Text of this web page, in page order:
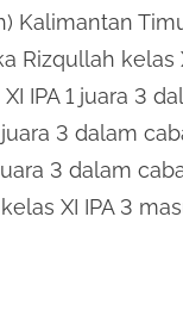
Kalimantan
Rizqullah
IPA 1 juara 3
3 dalam
3 dalam
XI IPA 3